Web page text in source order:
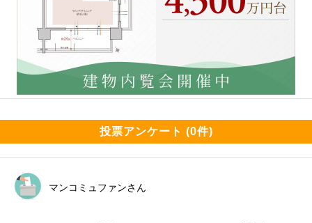
投票アンケート (0件)
マンコミュファンさん